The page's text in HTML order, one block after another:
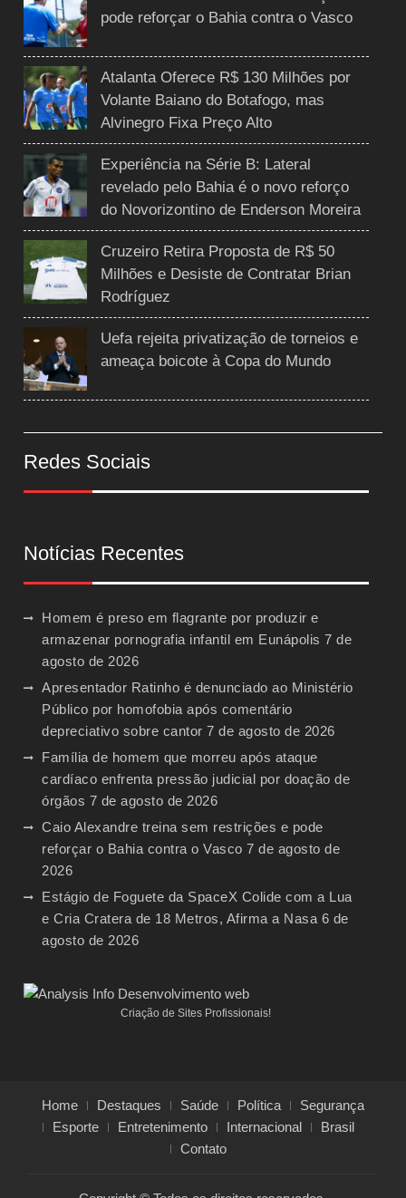
pode reforçar o Bahia contra o Vasco
Atalanta Oferece R$ 130 Milhões por
Volante Baiano do Botafogo, mas
Alvinegro Fixa Preço Alto
Experiência na Série B: Lateral
revelado pelo Bahia é o novo reforço
do Novorizontino de Enderson Moreira
Cruzeiro Retira Proposta de R$ 50
Milhões e Desiste de Contratar Brian
Rodríguez
Uefa rejeita privatização de torneios e
ameaça boicote à Copa do Mundo
Redes Sociais
Notícias Recentes
Homem é preso em flagrante por produzir e
armazenar pornografia infantil em Eunápolis 7 de
agosto de 2026
Apresentador Ratinho é denunciado ao Ministério
Público por homofobia após comentário
depreciativo sobre cantor 7 de agosto de 2026
Família de homem que morreu após ataque
cardíaco enfrenta pressão judicial por doação de
órgãos 7 de agosto de 2026
Caio Alexandre treina sem restrições e pode
reforçar o Bahia contra o Vasco 7 de agosto de
2026
Estágio de Foguete da SpaceX Colide com a Lua
e Cria Cratera de 18 Metros, Afirma a Nasa 6 de
agosto de 2026
Criação de Sites Profissionais!
Home Destaques Saúde Política
Segurança
Esporte
Entretenimento Internacional
Brasil
Contato